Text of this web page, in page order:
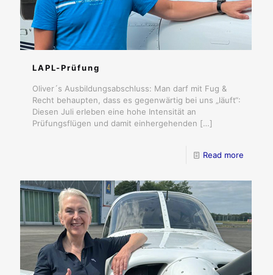
LAPL-Prüfung
Oliver´s Ausbildungsabschluss: Man darf mit Fug &
Recht behaupten, dass es gegenwärtig bei uns „läuft“:
Diesen Juli erleben eine hohe Intensität an
Prüfungsflügen und damit einhergehenden […]
Read more